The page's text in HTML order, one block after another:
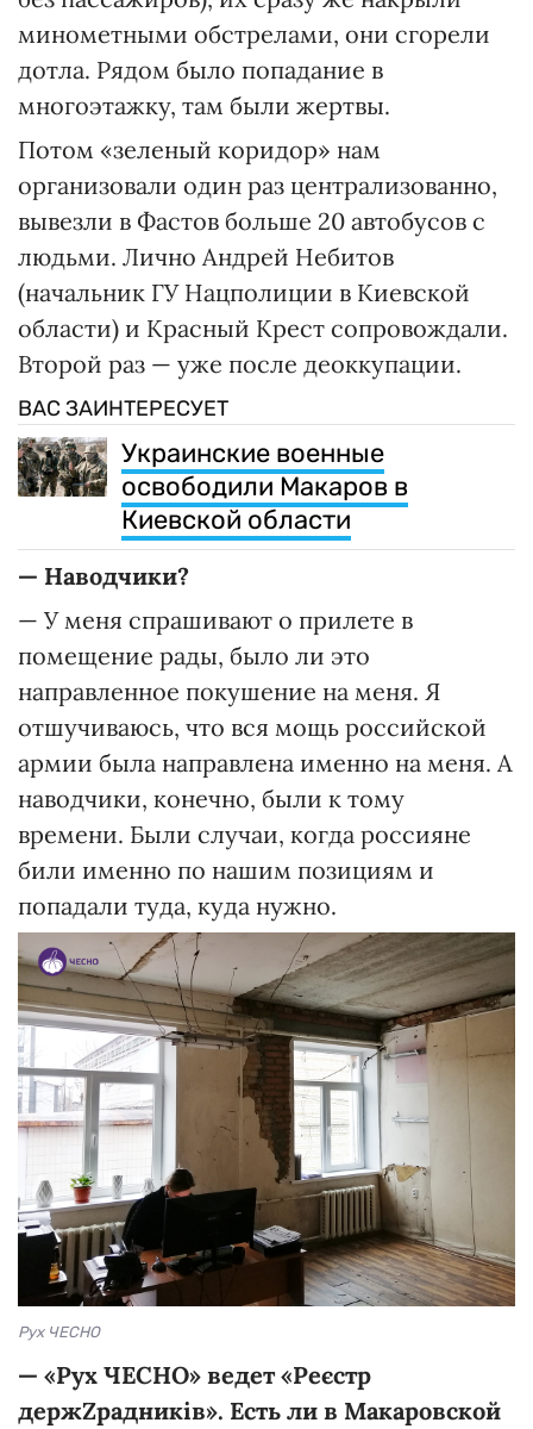
минометными обстрелами, они сгорели
дотла. Рядом было попадание в
многоэтажку, там были жертвы.
Потом «зеленый коридор» нам
организовали один раз централизованно,
вывезли в Фастов больше 20 автобусов с
людьми. Лично Андрей Небитов
(начальник ГУ Нацполиции в Киевской
области) и Красный Крест сопровождали.
Второй раз — уже после деоккупации.
ВАС ЗАИНТЕРЕСУЕТ
Украинские военные
освободили Макаров в
Киевской области
— Наводчики?
— У меня спрашивают о прилете в
помещение рады, было ли это
направленное покушение на меня. Я
отшучиваюсь, что вся мощь российской
армии была направлена именно на меня. А
наводчики, конечно, были к тому
времени. Были случаи, когда россияне
били именно по нашим позициям и
попадали туда, куда нужно.
Рух ЧЕСНО
— «Рух ЧЕСНО» ведет«Реєстр
держZрадників». Есть ли в Макаровской